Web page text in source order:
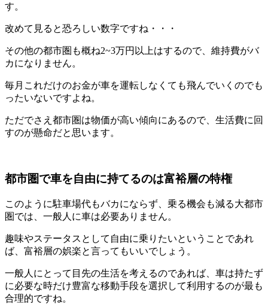
す。
改めて見ると恐ろしい数字ですね・・・
その他の都市圏も概ね2~3万円以上はするので、維持費がバ
カになりません。
毎月これだけのお金が車を運転しなくても飛んでいくのでも
ったいないですよね。
ただでさえ都市圏は物価が高い傾向にあるので、生活費に回
すのが懸命だと思います。
都市圏で車を自由に持てるのは富裕層の特権
このように駐車場代もバカにならず、乗る機会も減る大都市
圏では、一般人に車は必要ありません。
趣味やステータスとして自由に乗りたいということであれ
ば、富裕層の娯楽と言ってもいいでしょう。
一般人にとって目先の生活を考えるのであれば、車は持たず
に必要な時だけ豊富な移動手段を選択して利用するのが最も
合理的ですね。